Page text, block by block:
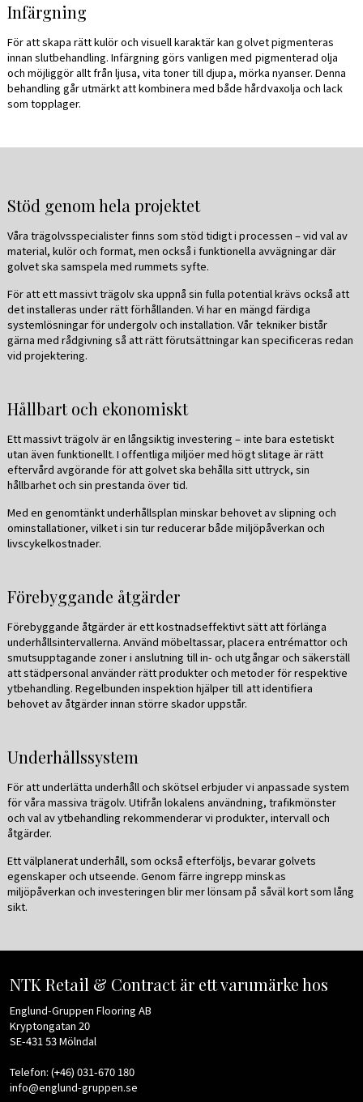
Infärgning
För att skapa rätt kulör och visuell karaktär kan golvet pigmenteras
innan slutbehandling. Infärgning görs vanligen med pigmenterad olja
och möjliggör allt från ljusa, vita toner till djupa, mörka nyanser. Denna
behandling går utmärkt att kombinera med både hårdvaxolja och lack
som topplager.
Stöd genom hela projektet
Våra trägolvsspecialister finns som stöd tidigt i processen – vid val av
material, kulör och format, men också i funktionella avvägningar där
golvet ska samspela med rummets syfte.
För att ett massivt trägolv ska uppnå sin fulla potential krävs också att
det installeras under rätt förhållanden. Vi har en mängd färdiga
systemlösningar för undergolv och installation. Vår tekniker bistår
gärna med rådgivning så att rätt förutsättningar kan specificeras redan
vid projektering.
Hållbart och ekonomiskt
Ett massivt trägolv är en långsiktig investering – inte bara estetiskt
utan även funktionellt. I offentliga miljöer med högt slitage är rätt
eftervård avgörande för att golvet ska behålla sitt uttryck, sin
hållbarhet och sin prestanda över tid.
Med en genomtänkt underhållsplan minskar behovet av slipning och
ominstallationer, vilket i sin tur reducerar både miljöpåverkan och
livscykelkostnader.
Förebyggande åtgärder
Förebyggande åtgärder är ett kostnadseffektivt sätt att förlänga
underhållsintervallerna. Använd möbeltassar, placera entrémattor och
smutsupptagande zoner i anslutning till in- och utgångar och säkerställ
att städpersonal använder rätt produkter och metoder för respektive
ytbehandling. Regelbunden inspektion hjälper till att identifiera
behovet av åtgärder innan större skador uppstår.
Underhållssystem
För att underlätta underhåll och skötsel erbjuder vi anpassade system
för våra massiva trägolv. Utifrån lokalens användning, trafikmönster
och val av ytbehandling rekommenderar vi produkter, intervall och
åtgärder.
Ett välplanerat underhåll, som också efterföljs, bevarar golvets
egenskaper och utseende. Genom färre ingrepp minskas
miljöpåverkan och investeringen blir mer lönsam på såväl kort som lång
sikt.
NTK Retail & Contract är ett varumärke hos
Englund-Gruppen Flooring AB
Kryptongatan 20
SE-431 53 Mölndal
Telefon: (+46) 031-670 180
info@englund-gruppen.se